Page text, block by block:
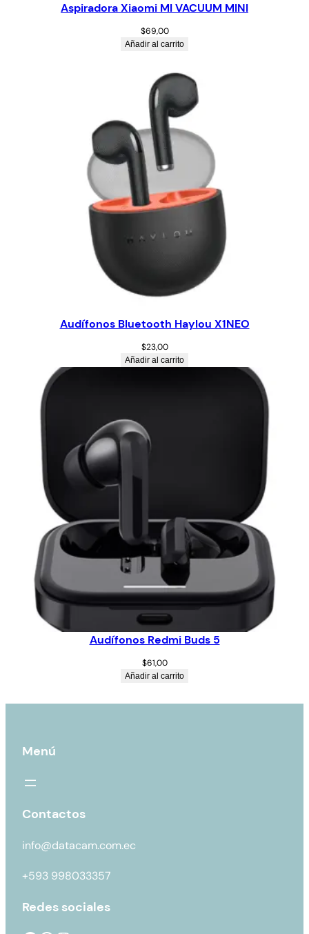
Aspiradora Xiaomi MI VACUUM MINI
$69,00
Añadir al carrito
Audífonos Bluetooth Haylou X1NEO
$23,00
Añadir al carrito
Audífonos Redmi Buds 5
$61,00
Añadir al carrito
Menú
Contactos
info@datacam.com.ec
+593 998033357
Redes sociales